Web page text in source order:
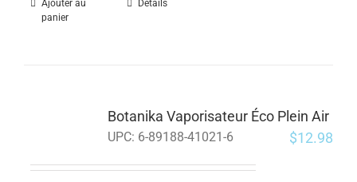
Ajouter au
panier
Détails
Botanika Vaporisateur Éco Plein Air
UPC: 6-89188-41021-6 $12.98